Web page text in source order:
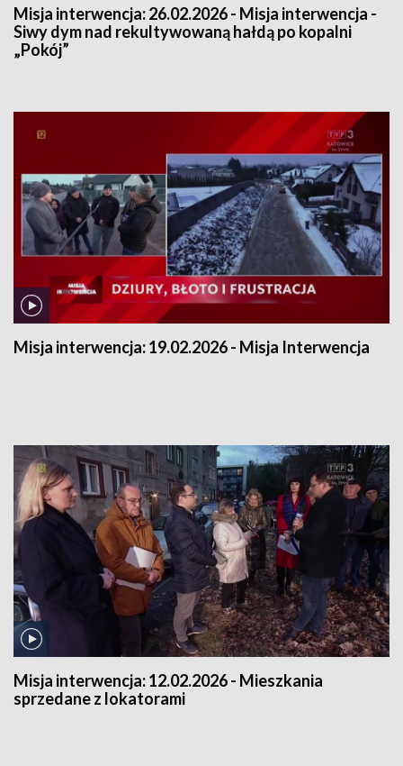
Misja interwencja:26.02.2026 - Misja interwencja -
Siwy dym nad rekultywowaną hałdą po kopalni
„Pokój”
Misja interwencja:19.02.2026 - Misja Interwencja
Misja interwencja:12.02.2026 - Mieszkania
sprzedane z lokatorami